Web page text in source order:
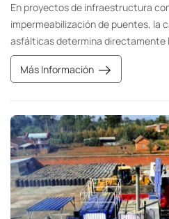
En proyectos de infraestructura
impermeabilización de puentes, la
asfálticas determina directamente
calidad de la construcción. La
fundamental para la producción
tratamiento ambiental del asfalto
un control preciso de la
garantiza un rendimiento de
que la convierte en un equipo
moderna.
Más Información